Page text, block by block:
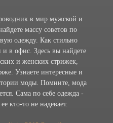
в мир мужской и
массу советов по
одежду. Как стильно
и в офис. Здесь вы найдете
и женских стрижек,
Узнаете интересные и
моды. Помните, мода
Сама по себе одежда -
кто-то не надевает.